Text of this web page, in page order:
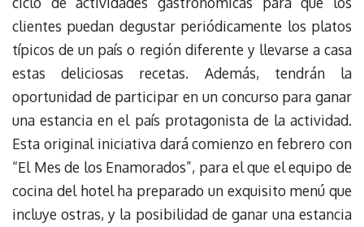
clientes puedan degustar periódicamente los platos
típicos de un país o región diferente y llevarse a casa
estas deliciosas recetas. Además, tendrán la
oportunidad de participar en un concurso para ganar
una estancia en el país protagonista de la actividad.
Esta original iniciativa dará comienzo en febrero con
“El Mes de los Enamorados”, para el que el equipo de
cocina del hotel ha preparado un exquisito menú que
incluye ostras, y la posibilidad de ganar una estancia